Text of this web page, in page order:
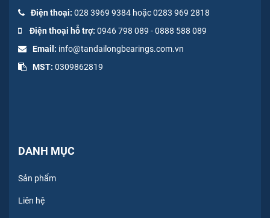
Điện thoại: 028 3969 9384 hoặc 0283 969 2818
Điện thoại hỗ trợ: 0946 798 089 -0888 588 089
Email: info@tandailongbearings.com.vn
MST: 0309862819
DANH MỤC
Sản phẩm
Liên hệ